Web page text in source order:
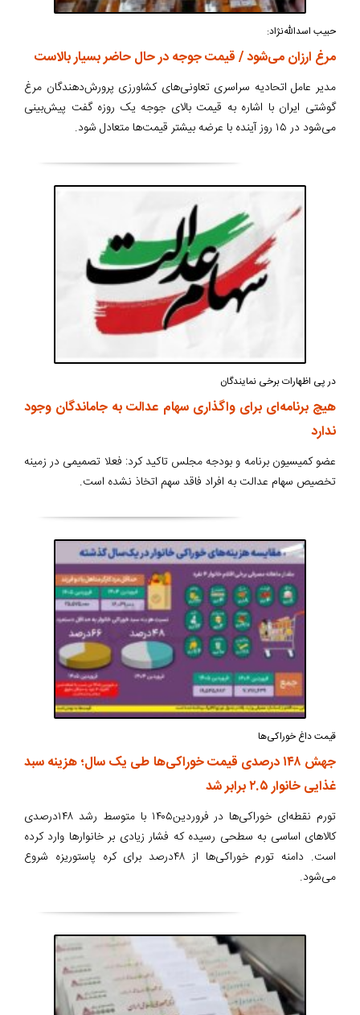
حبیب اسدالله‌نژاد:
مرغ ارزان می‌شود / قیمت جوجه در حال حاضر بسیار بالاست
مدیر عامل اتحادیه سراسری تعاونی‌های کشاورزی پرورش‌دهندگان مرغ
گوشتی ایران با اشاره به قیمت بالای جوجه یک روزه گفت پیش‌بینی
می‌شود در ۱۵ روز آینده با عرضه بیشتر قیمت‌ها متعادل شود.
در پی اظهارات برخی نمایندگان
هیچ برنامه‌­ای برای واگذاری سهام عدالت به جاماندگان وجود
ندارد
عضو کمیسیون برنامه و بودجه مجلس تاکید کرد: فعلا تصمیمی در زمینه
تخصیص سهام عدالت به افراد فاقد سهم اتخاذ نشده است.
قیمت داغ خوراکی‌ها
جهش ۱۴۸ درصدی قیمت خوراکی‌ها طی یک سال؛ هزینه سبد
غذایی خانوار ۲.۵ برابر شد
تورم نقطه‌ای خوراکی‌ها در فروردین۱۴۰۵ با متوسط رشد ۱۴۸درصدی
کالاهای اساسی به سطحی رسیده که فشار زیادی بر خانوارها وارد کرده
است. دامنه تورم خوراکی‌ها از ۴۸درصد برای کره پاستوریزه شروع
می‌شود.